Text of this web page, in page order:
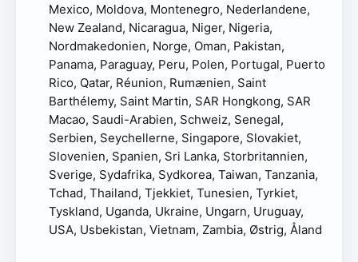
Mexico, Moldova, Montenegro, Nederlandene,
New Zealand, Nicaragua, Niger, Nigeria,
Nordmakedonien, Norge, Oman, Pakistan,
Panama, Paraguay, Peru, Polen, Portugal, Puerto
Rico, Qatar, Réunion, Rumænien, Saint
Barthélemy, Saint Martin, SAR Hongkong, SAR
Macao, Saudi-Arabien, Schweiz, Senegal,
Serbien, Seychellerne, Singapore, Slovakiet,
Slovenien, Spanien, Sri Lanka, Storbritannien,
Sverige, Sydafrika, Sydkorea, Taiwan, Tanzania,
Tchad, Thailand, Tjekkiet, Tunesien, Tyrkiet,
Tyskland, Uganda, Ukraine, Ungarn, Uruguay,
USA, Usbekistan, Vietnam, Zambia, Østrig, Åland